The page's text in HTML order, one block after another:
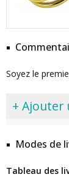
Soyez le
+ Ajouter
Modes de
Tableau des